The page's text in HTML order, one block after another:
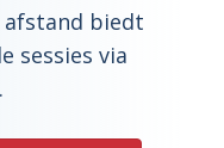
biedt
sessies via